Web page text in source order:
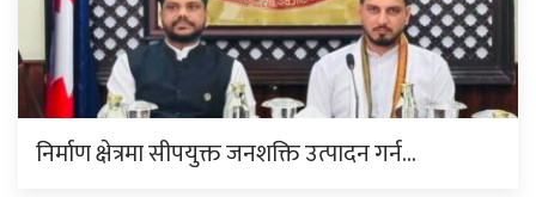
निर्माण क्षेत्रमा सीपयुक्त जनशक्ति उत्पादन गर्न…